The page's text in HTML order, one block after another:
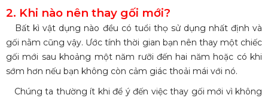
2. Khi nào nên thay gối mới?
Bất kì vật dụng nào đều có tuổi thọ sử dụng nhất định và
gối nằm cũng vậy. Ước tính thời gian bạn nên thay một chiếc
gối mới sau khoảng một năm rưỡi đến hai năm hoặc có khi
sớm hơn nếu bạn không còn cảm giác thoải mái với nó.
Chúng ta thường ít khi để ý đến việc thay gối mới vì không